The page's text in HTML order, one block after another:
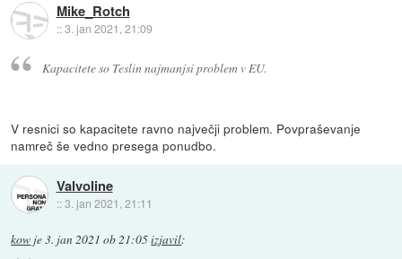
Mike_Rotch
::3. jan 2021, 21:09
Kapacitete so Teslin najmanjsi problem v EU.
V resnici so kapacitete ravno največji problem. Povpraševanje
namreč še vedno presega ponudbo.
Valvoline
::3. jan 2021, 21:11
kow je3. jan 2021 ob 21:05izjavil: